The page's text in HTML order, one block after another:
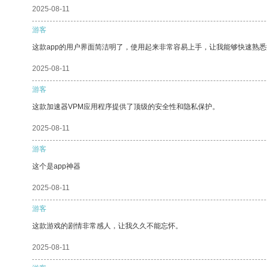
2025-08-11
游客
这款app的用户界面简洁明了，使用起来非常容易上手，让我能够快速熟
2025-08-11
游客
这款加速器VPM应用程序提供了顶级的安全性和隐私保护。
2025-08-11
游客
这个是app神器
2025-08-11
游客
这款游戏的剧情非常感人，让我久久不能忘怀。
2025-08-11